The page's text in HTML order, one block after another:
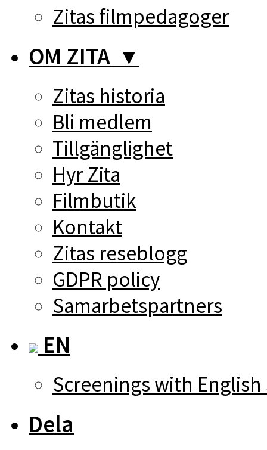
Zitas filmpedagoger
OM ZITA ▼
Zitas historia
Bli medlem
Tillgänglighet
Hyr Zita
Filmbutik
Kontakt
Zitas reseblogg
GDPR policy
Samarbetspartners
EN
Screenings with
Dela